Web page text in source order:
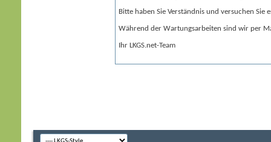
Bitte haben Sie Verständnis und versuchen Sie
Während der Wartungsarbeiten sind wir per
Ihr LKGS.net-Team